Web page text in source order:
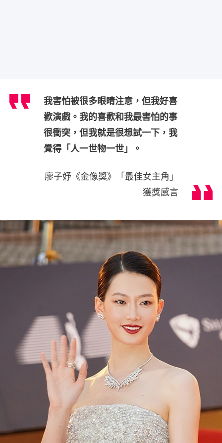
我害怕被很多眼睛注意，但我好喜
歡演戲。我的喜歡和我最害怕的事
很衝突，但我就是很想試一下，我
覺得「人一世物一世」。
廖子妤《金像獎》「最佳女主角」
獲獎感言